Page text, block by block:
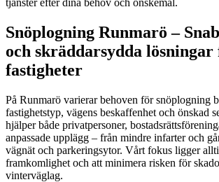
Snöplogning Runmarö –
och skräddarsydda
fastigheter
På Runmarö varierar behoven för snöplogning
fastighetstyp, vägens beskaffenhet och önskad
hjälper både privatpersoner,
anpassade upplägg – från mindre infarter och
vägnät och parkeringsytor. Vårt fokus ligger
framkomlighet och att minimera risken för
vinterväglag.